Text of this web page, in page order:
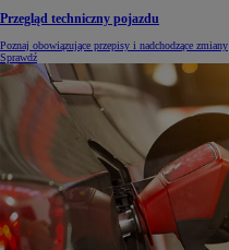
Przegląd techniczny pojazdu
Poznaj obowiązujące przepisy i nadchodzące zmiany
Sprawdź